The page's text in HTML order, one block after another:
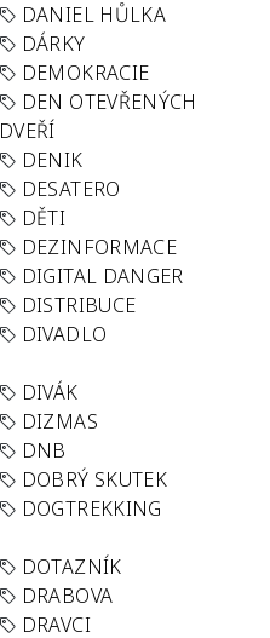
DANIEL HŮLKA
DÁRKY
DEMOKRACIE
DEN OTEVŘENÝCH
DVEŘÍ
DENIK
DESATERO
DĚTI
DEZINFORMACE
DIGITAL DANGER
DISTRIBUCE
DIVADLO
DIVÁK
DIZMAS
DNB
DOBRÝ SKUTEK
DOGTREKKING
DOTAZNÍK
DRABOVA
DRAVCI